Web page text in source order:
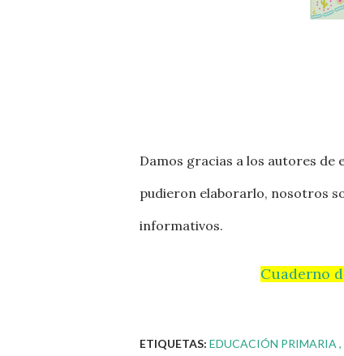
Damos gracias a los autores de
pudieron elaborarlo, nosotros
informativos.
Cuaderno
ETIQUETAS: EDUCACIÓN PRIMARIA